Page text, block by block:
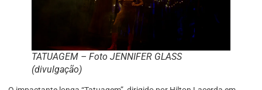
TATUAGEM – Foto JENNIFER GLASS
(divulgação)